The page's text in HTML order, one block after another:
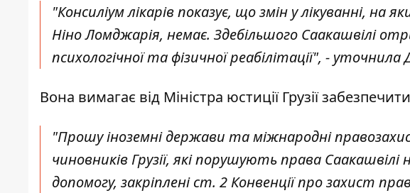
"Консиліум лікарів показує, що змін у лікуванні, на
Ніно Ломджарія, немає. Здебільшого Саакашвілі
психологічної та фізичної реабілітації", - уточнила
Вона вимагає від Міністра юстиції Грузії
"Прошу іноземні держави та міжнародні
чиновників Грузії, які порушують права
допомогу, закріплені ст. 2 Конвенції про захист